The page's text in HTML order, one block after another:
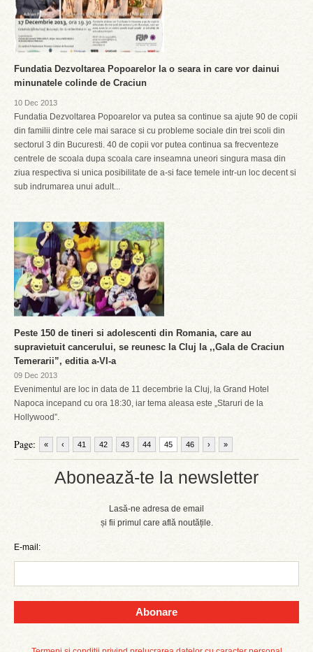
Abonează-te la newsletter
Lasă-ne adresa de email
și fii primul care află noutățile.
E-mail:
Abonare
Fundatia Dezvoltarea Popoarelor la o seara in care vor dainui
minunatele colinde de Craciun
10 Dec 2013
Fundatia Dezvoltarea Popoarelor va putea sa continue sa ajute 90 de copii
din familii dintre cele mai sarace si cu probleme sociale din trei scoli din
sectorul 3 din Bucuresti. 40 de copii vor putea continua sa frecventeze
centrele de scoala dupa scoala care inseamna uneori singura masa din
ziua respectiva si unica posibilitate de a-si face temele intr-un loc decent si
sub indrumarea unui adult...
Peste 150 de tineri si adolescenti din Romania, care au
supravietuit cancerului, se reunesc la Cluj la ,,Gala de Craciun
Temerarii”, editia a-VI-a
09 Dec 2013
Evenimentul are loc in data de 11 decembrie la Cluj, la Grand Hotel
Napoca incepand cu ora 18:30, iar tema aleasa este „Staruri de la
Hollywood”.
Page: « ‹ 41 42 43 44 45 46 › »